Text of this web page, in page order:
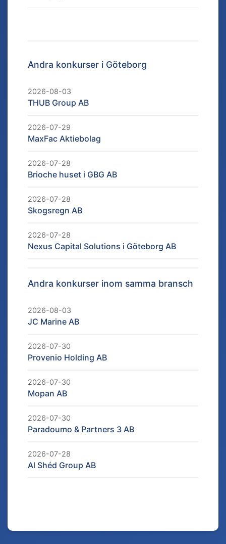
Andra konkurser i Göteborg
2026-08-03
THUB Group AB
2026-07-29
MaxFac Aktiebolag
2026-07-28
Brioche huset i GBG AB
2026-07-28
Skogsregn AB
2026-07-28
Nexus Capital Solutions i Göteborg AB
Andra konkurser inom samma bransch
2026-08-03
JC Marine AB
2026-07-30
Provenio Holding AB
2026-07-30
Mopan AB
2026-07-30
Paradoumo & Partners 3 AB
2026-07-28
Al Shéd Group AB